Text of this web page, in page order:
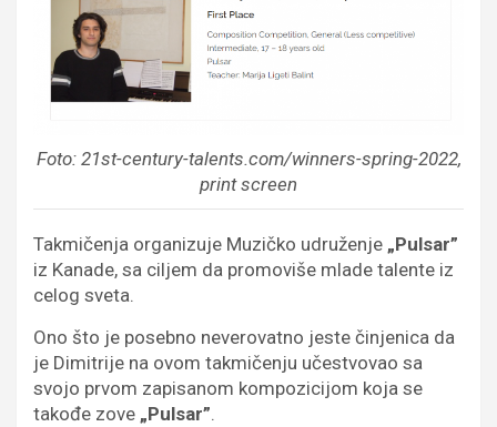
Foto: 21st-century-talents.com/winners-spring-2022,
print screen
Takmičenja organizuje Muzičko udruženje „Pulsar”
iz Kanade, sa ciljem da promoviše mlade talente iz
celog sveta.
Ono što je posebno neverovatno jeste činjenica da
je Dimitrije na ovom takmičenju učestvovao sa
svojo prvom zapisanom kompozicijom koja se
takođe zove „Pulsar”.